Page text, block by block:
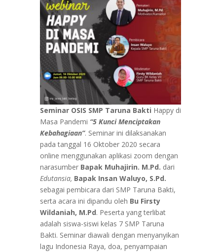
Seminar OSIS SMP Taruna Bakti Happy di
Masa Pandemi “5 Kunci Menciptakan
Kebahagiaan”. Seminar ini dilaksanakan
pada tanggal 16 Oktober 2020 secara
online menggunakan aplikasi zoom dengan
narasumber Bapak Muhajirin. M.Pd. dari
Edutansia, Bapak Insan Waluyo, S.Pd.
sebagai pembicara dari SMP Taruna Bakti,
serta acara ini dipandu oleh Bu Firsty
Wildaniah, M.Pd. Peserta yang terlibat
adalah siswa-siswi kelas 7 SMP Taruna
Bakti. Seminar diawali dengan menyanyikan
lagu Indonesia Raya, doa, penyampaian